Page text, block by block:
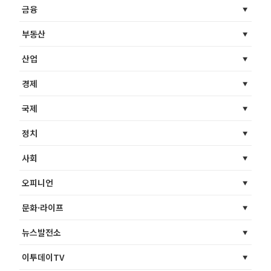
금융
부동산
산업
경제
국제
정치
사회
오피니언
문화·라이프
뉴스발전소
이투데이TV